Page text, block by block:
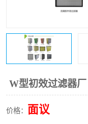
W型初效过滤器
价格： 面议
恒温恒湿净化空调